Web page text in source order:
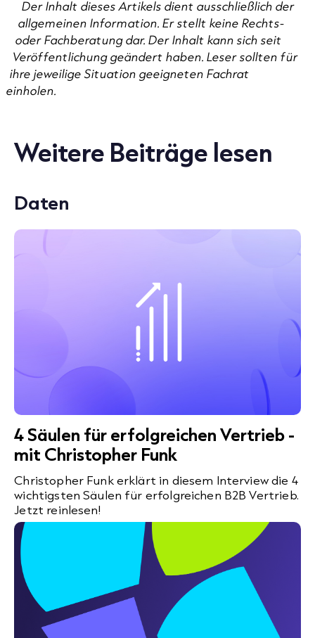
Der Inhalt dieses Artikels dient ausschließlich der
allgemeinen Information. Er stellt keine Rechts-
oder Fachberatung dar. Der Inhalt kann sich seit
Veröffentlichung geändert haben. Leser sollten für
ihre jeweilige Situation geeigneten Fachrat
einholen.
Weitere Beiträge lesen
Daten
4 Säulen für erfolgreichen Vertrieb -
mit Christopher Funk
Christopher Funk erklärt in diesem Interview die 4
wichtigsten Säulen für erfolgreichen B2B Vertrieb.
Jetzt reinlesen!